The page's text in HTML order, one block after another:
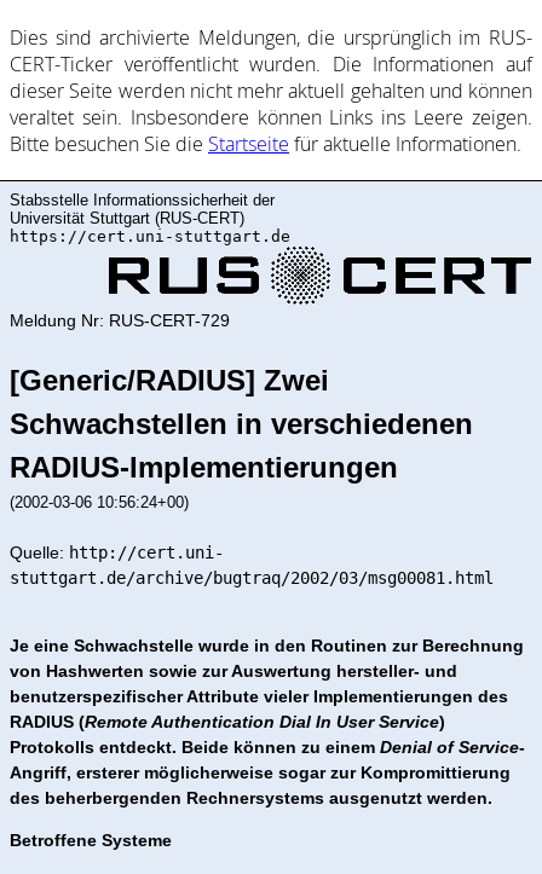
Dies sind ar­chi­vie­rte Mel­dung­en, die ur­sprüng­lich im RUS-
CERT-Ticker ver­öf­fent­licht wur­den. Die In­for­ma­ti­on­en auf
dieser Sei­te wer­den nicht mehr ak­tu­ell ge­halte­n und kön­nen
ver­al­tet sein. Ins­be­son­de­re kön­nen Links ins Lee­re zei­gen.
Bitte be­such­en Sie die Start­sei­te für ak­tu­elle In­for­ma­ti­on­en.
Stabsstelle Informationssicherheit der
Universität Stuttgart (RUS-CERT)
https://cert.uni-stuttgart.de
Meldung Nr: RUS-CERT-729
[Generic/RADIUS] Zwei
Schwachstellen in verschiedenen
RADIUS-Implementierungen
(2002-03-06 10:56:24+00)
Quelle: http://cert.uni-
stuttgart.de/archive/bugtraq/2002/03/msg00081.html
Je eine Schwachstelle wurde in den Routinen zur Berechnung
von Hashwerten sowie zur Auswertung hersteller- und
benutzerspezifischer Attribute vieler Implementierungen des
RADIUS (Remote Authentication Dial In User Service)
Protokolls entdeckt. Beide können zu einem Denial of Service-
Angriff, ersterer möglicherweise sogar zur Kompromittierung
des beherbergenden Rechnersystems ausgenutzt werden.
Betroffene Systeme